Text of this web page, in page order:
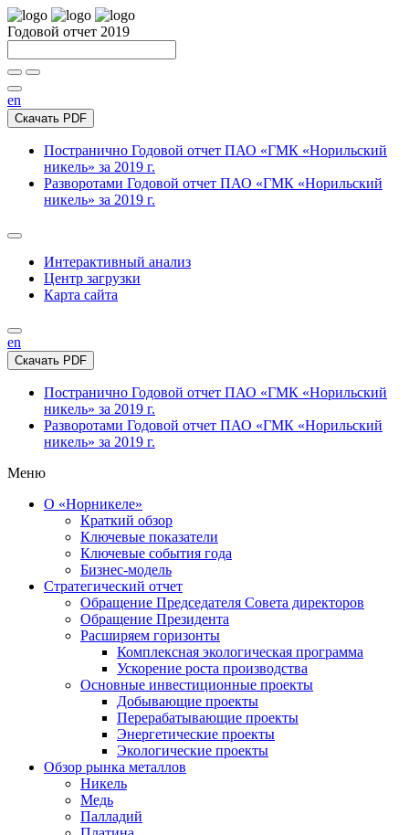
Годовой отчет 2019
en
Скачать PDF
Постранично Годовой отчет ПАО «ГМК «Норильский
никель» за 2019 г.
Разворотами Годовой отчет ПАО «ГМК «Норильский
никель» за 2019 г.
Интерактивный анализ
Центр загрузки
Карта сайта
en
Скачать PDF
Постранично Годовой отчет ПАО «ГМК «Норильский
никель» за 2019 г.
Разворотами Годовой отчет ПАО «ГМК «Норильский
никель» за 2019 г.
Меню
О «Норникеле»
Краткий обзор
Ключевые показатели
Ключевые события года
Бизнес-модель
Стратегический отчет
Обращение Председателя Совета директоров
Обращение Президента
Расширяем горизонты
Комплексная экологическая программа
Ускорение роста производства
Основные инвестиционные проекты
Добывающие проекты
Перерабатывающие проекты
Энергетические проекты
Экологические проекты
Обзор рынка металлов
Никель
Медь
Палладий